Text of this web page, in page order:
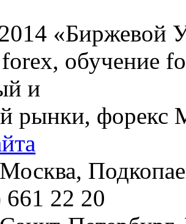
«Биржевой
обучение
и
рынки, форекс
22 20